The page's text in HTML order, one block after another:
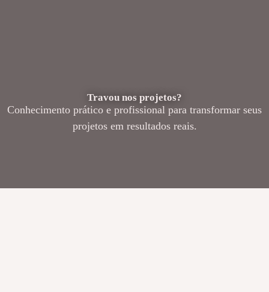
Travou nos projetos?
Conhecimento prático e profissional para transformar seus
projetos em resultados reais.